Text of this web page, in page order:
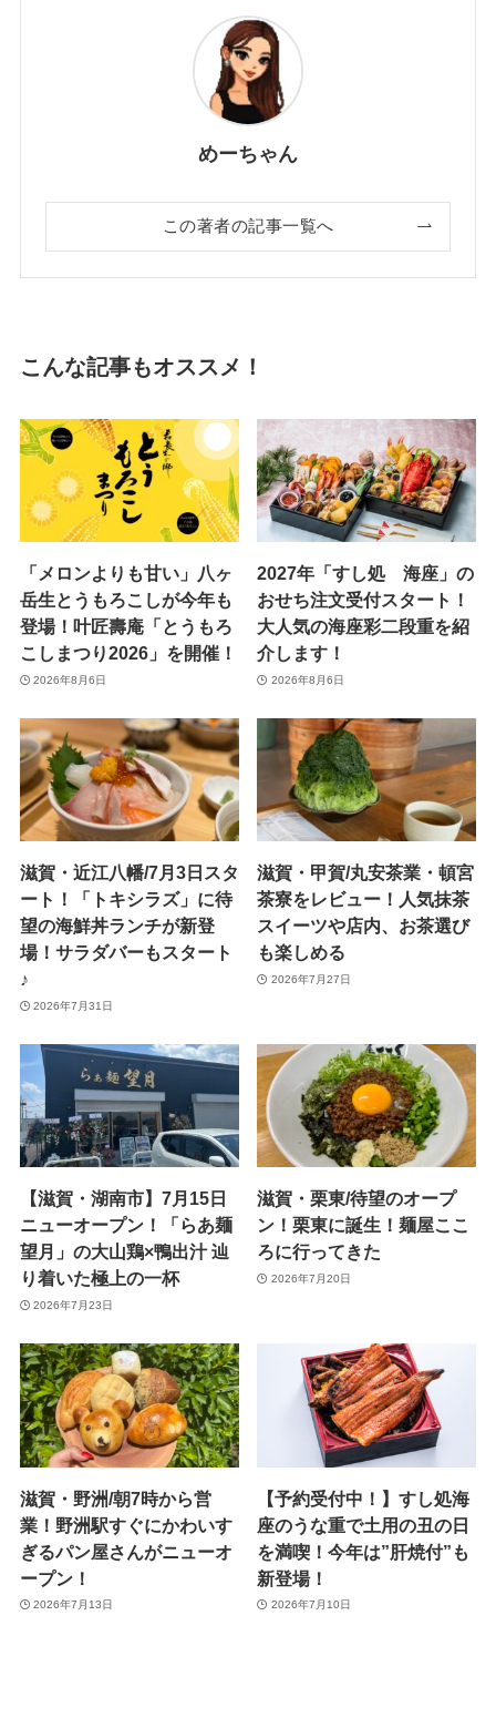
めーちゃん
この著者の記事一覧へ
こんな記事もオススメ！
「メロンよりも甘い」八ヶ
岳生とうもろこしが今年も
登場！叶匠壽庵「とうもろ
こしまつり2026」を開催！
2026年8月6日
2027年「すし処 海座」の
おせち注文受付スタート！
大人気の海座彩二段重を紹
介します！
2026年8月6日
滋賀・近江八幡/7月3日スタ
ート！「トキシラズ」に待
望の海鮮丼ランチが新登
場！サラダバーもスタート
♪
2026年7月31日
滋賀・甲賀/丸安茶業・頓宮
茶寮をレビュー！人気抹茶
スイーツや店内、お茶選び
も楽しめる
2026年7月27日
【滋賀・湖南市】7月15日
ニューオープン！「らあ麺
望月」の大山鶏×鴨出汁 辿
り着いた極上の一杯
2026年7月23日
滋賀・栗東/待望のオープ
ン！栗東に誕生！麺屋ここ
ろに行ってきた
2026年7月20日
滋賀・野洲/朝7時から営
業！野洲駅すぐにかわいす
ぎるパン屋さんがニューオ
ープン！
2026年7月13日
【予約受付中！】すし処海
座のうな重で土用の丑の日
を満喫！今年は”肝焼付”も
新登場！
2026年7月10日